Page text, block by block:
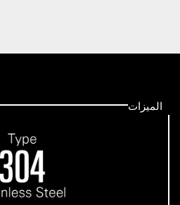
الميزات